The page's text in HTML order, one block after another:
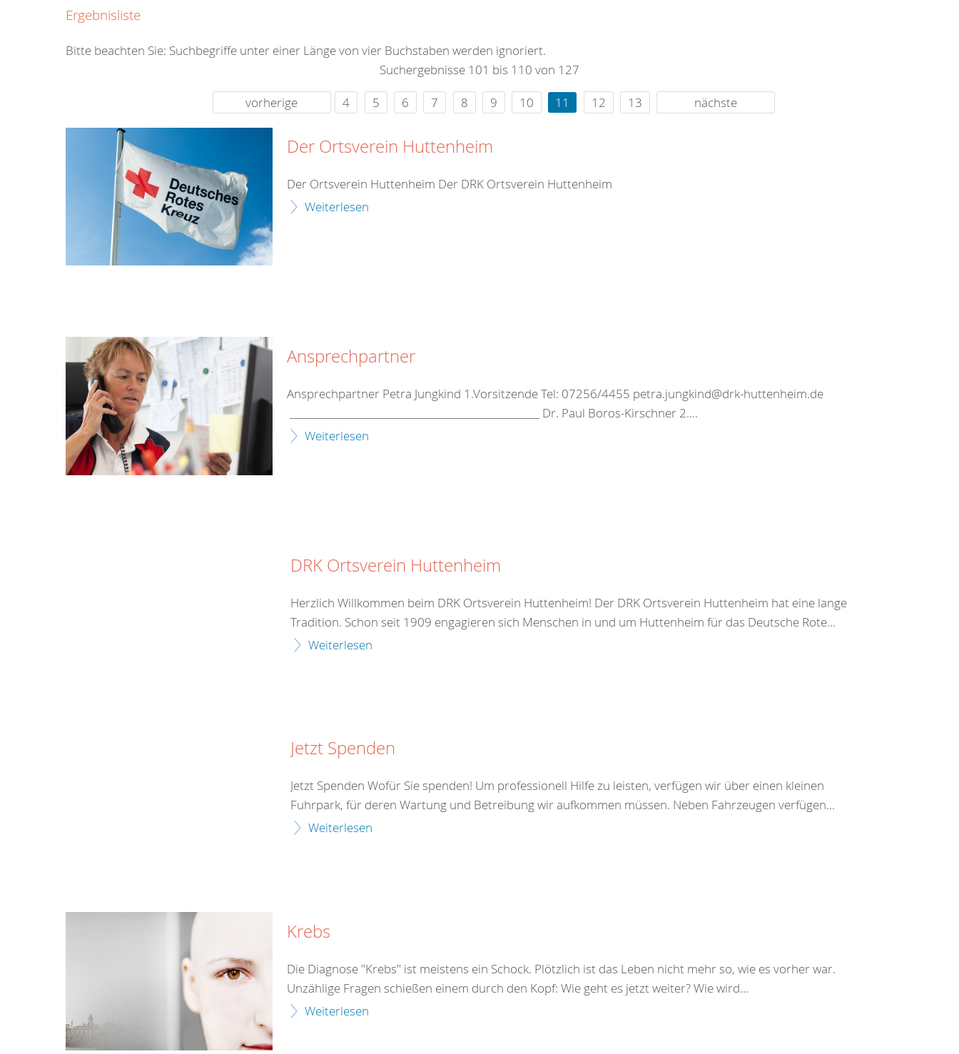
Infos für Sie
kostenfrei
Ergebnisliste
Bitte beachten Sie: Suchbegriffe unter einer Länge von vier Buchstaben werden ignoriert.
Suchergebnisse 101 bis 110 von 127
vorherige
4 5 6 7 8 9 10 11 12 13 nächste
Der Ortsverein Huttenheim
Der Ortsverein Huttenheim Der DRK Ortsverein Huttenheim
Weiterlesen
Ansprechpartner
Ansprechpartner Petra Jungkind 1.Vorsitzende Tel: 07256/4455 petra.jungkind@drk-huttenheim.de
__________________________________________________ Dr. Paul Boros-Kirschner 2....
Weiterlesen
DRK Ortsverein Huttenheim
Herzlich Willkommen beim DRK Ortsverein Huttenheim! Der DRK Ortsverein Huttenheim hat eine lange
Tradition. Schon seit 1909 engagieren sich Menschen in und um Huttenheim für das Deutsche Rote...
Weiterlesen
Jetzt Spenden
Jetzt Spenden Wofür Sie spenden! Um professionell Hilfe zu leisten, verfügen wir über einen kleinen
Fuhrpark, für deren Wartung und Betreibung wir aufkommen müssen. Neben Fahrzeugen verfügen...
Weiterlesen
Krebs
Die Diagnose "Krebs" ist meistens ein Schock. Plötzlich ist das Leben nicht mehr so, wie es vorher war.
Unzählige Fragen schießen einem durch den Kopf: Wie geht es jetzt weiter? Wie wird...
Weiterlesen